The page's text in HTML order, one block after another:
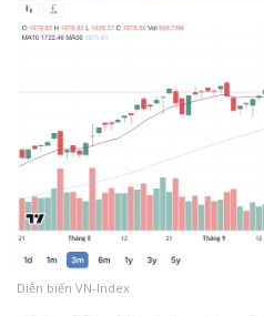
Diễn biến VN-Index